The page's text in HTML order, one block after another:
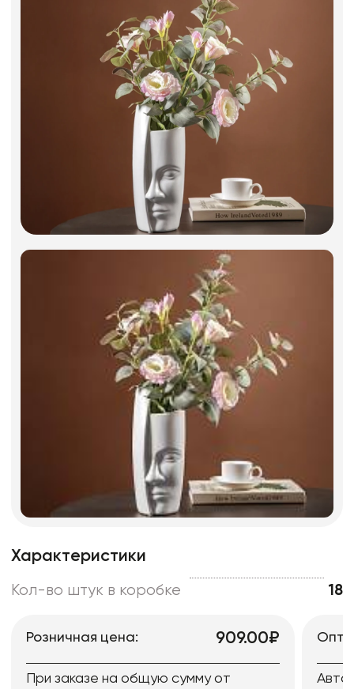
Характеристики
Кол-во штук в коробке 18
Розничная цена: 909.00₽
При заказе на общую сумму от